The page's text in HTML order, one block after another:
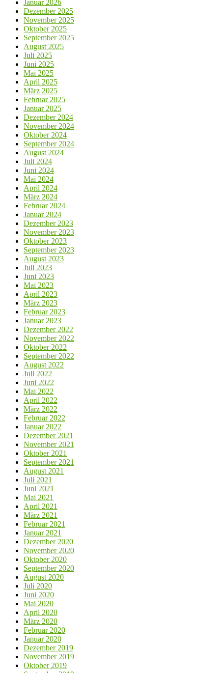
Januar 2026
Dezember 2025
November 2025
Oktober 2025
September 2025
August 2025
Juli 2025
Juni 2025
Mai 2025
April 2025
März 2025
Februar 2025
Januar 2025
Dezember 2024
November 2024
Oktober 2024
September 2024
August 2024
Juli 2024
Juni 2024
Mai 2024
April 2024
März 2024
Februar 2024
Januar 2024
Dezember 2023
November 2023
Oktober 2023
September 2023
August 2023
Juli 2023
Juni 2023
Mai 2023
April 2023
März 2023
Februar 2023
Januar 2023
Dezember 2022
November 2022
Oktober 2022
September 2022
August 2022
Juli 2022
Juni 2022
Mai 2022
April 2022
März 2022
Februar 2022
Januar 2022
Dezember 2021
November 2021
Oktober 2021
September 2021
August 2021
Juli 2021
Juni 2021
Mai 2021
April 2021
März 2021
Februar 2021
Januar 2021
Dezember 2020
November 2020
Oktober 2020
September 2020
August 2020
Juli 2020
Juni 2020
Mai 2020
April 2020
März 2020
Februar 2020
Januar 2020
Dezember 2019
November 2019
Oktober 2019